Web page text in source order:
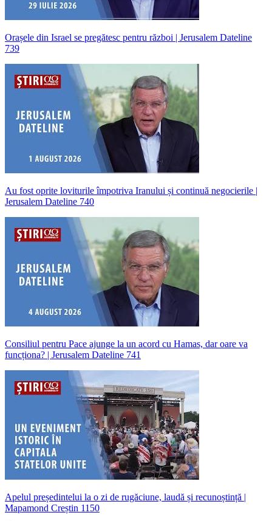
Orașele din Israel se pregătesc pentru război | Jerusalem Dateline
739
Au fost oprite loviturile împotriva Iranului și continuă negocierile |
Jerusalem Dateline 740
Consiliul pentru Pace ajunge la un acord cu Hamas, dar oare va
funcționa? | Jerusalem Dateline 741
Apelul președintelui la o zi de rugăciune, laudă și recunoștință |
Mapamond Creștin 1150